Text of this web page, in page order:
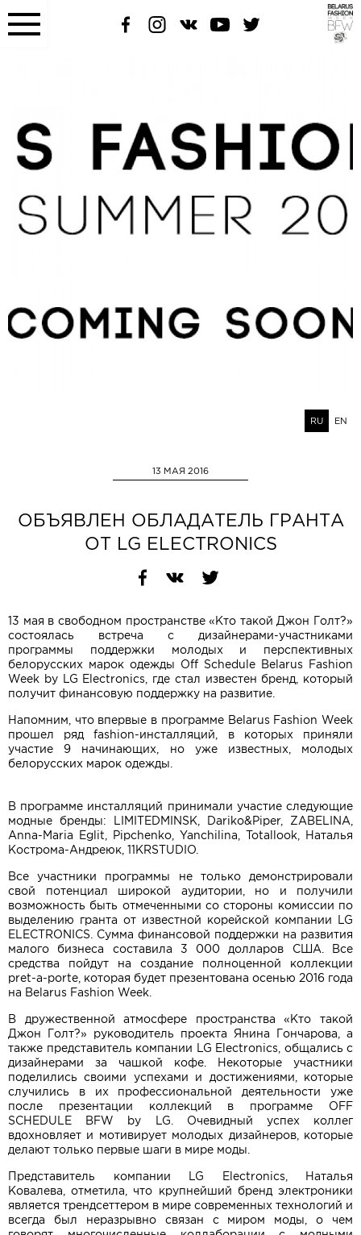
RU EN
13 МАЯ 2016
ОБЪЯВЛЕН ОБЛАДАТЕЛЬ ГРАНТА
ОТ LG ELECTRONICS
13 мая в свободном пространстве «Кто такой Джон Голт?»
состоялась встреча с дизайнерами-участниками
программы поддержки молодых и перспективных
белорусских марок одежды Off Schedule Belarus Fashion
Week by LG Electronics, где стал известен бренд, который
получит финансовую поддержку на развитие.
Напомним, что впервые в программе Belarus Fashion Week
прошел ряд fashion-инсталляций, в которых приняли
участие 9 начинающих, но уже известных, молодых
белорусских марок одежды.
В программе инсталляций принимали участие следующие
модные бренды: LIMITEDMINSK, Dariko&Piper, ZABELINA,
Anna-Maria Eglit, Pipchenko, Yanchilina, Totallook, Наталья
Кострома-Андреюк, 11KRSTUDIO.
Все участники программы не только демонстрировали
свой потенциал широкой аудитории, но и получили
возможность быть отмеченными со стороны комиссии по
выделению гранта от известной корейской компании LG
ELECTRONICS. Сумма финансовой поддержки на развития
малого бизнеса составила 3 000 долларов США. Все
средства пойдут на создание полноценной коллекции
pret-a-porte, которая будет презентована осенью 2016 года
на Belarus Fashion Week.
В дружественной атмосфере пространства «Кто такой
Джон Голт?» руководитель проекта Янина Гончарова, а
также представитель компании LG Electronics, общались с
дизайнерами за чашкой кофе. Некоторые участники
поделились своими успехами и достижениями, которые
случились в их профессиональной деятельности уже
после презентации коллекций в программе OFF
SCHEDULE BFW by LG. Очевидный успех коллег
вдохновляет и мотивирует молодых дизайнеров, которые
делают только первые шаги в мире моды.
Представитель компании LG Electronics, Наталья
Ковалева, отметила, что крупнейший бренд электроники
является трендсеттером в мире современных технологий и
всегда был неразрывно связан с миром моды, о чем